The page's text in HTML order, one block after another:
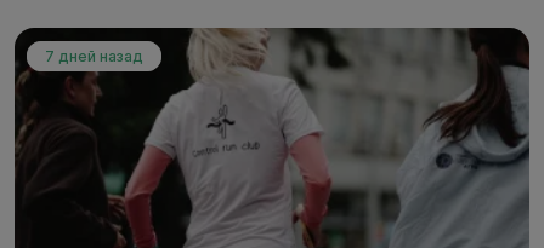
7 дней назад